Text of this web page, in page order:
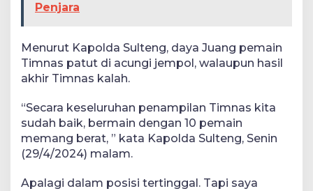
Penjara
Menurut Kapolda Sulteng, daya Juang pemain
Timnas patut di acungi jempol, walaupun hasil
akhir Timnas kalah.
“Secara keseluruhan penampilan Timnas kita
sudah baik, bermain dengan 10 pemain
memang berat, ” kata Kapolda Sulteng, Senin
(29/4/2024) malam.
Apalagi dalam posisi tertinggal. Tapi saya